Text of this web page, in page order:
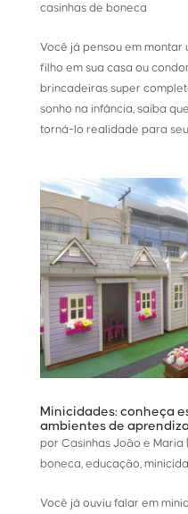
casinhas de boneca
Você já pensou em
filho em sua casa ou
brincadeiras super
sonho na infância, saiba
torná-lo realidade para
Minicidades: conheça
ambientes de
por Casinhas João e Maria
boneca educação
Você já ouviu falar em